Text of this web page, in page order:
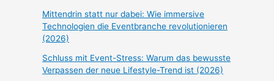
Mittendrin statt nur dabei: Wie immersive
Technologien die Eventbranche revolutionieren
(2026)
Schluss mit Event-Stress: Warum das bewusste
Verpassen der neue Lifestyle-Trend ist (2026)